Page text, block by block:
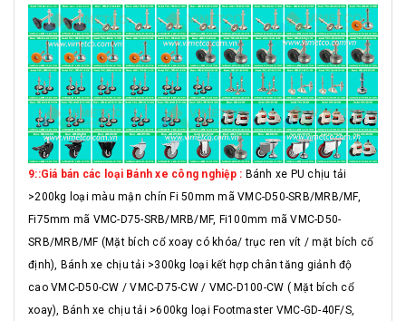
9::Giá bán các loại Bánh xe công nghiệp : Bánh xe PU chịu tải
>200kg loại màu mận chín Fi 50mm mã VMC-D50-SRB/MRB/MF,
Fi75mm mã VMC-D75-SRB/MRB/MF, Fi100mm mã VMC-D50-
SRB/MRB/MF (Mặt bích cổ xoay có khóa/ trục ren vít / mặt bích cố
định), Bánh xe chịu tải >300kg loại kết hợp chân tăng giảnh độ
cao VMC-D50-CW / VMC-D75-CW / VMC-D100-CW ( Mặt bích cổ
xoay), Bánh xe chịu tải >600kg loại Footmaster VMC-GD-40F/S,